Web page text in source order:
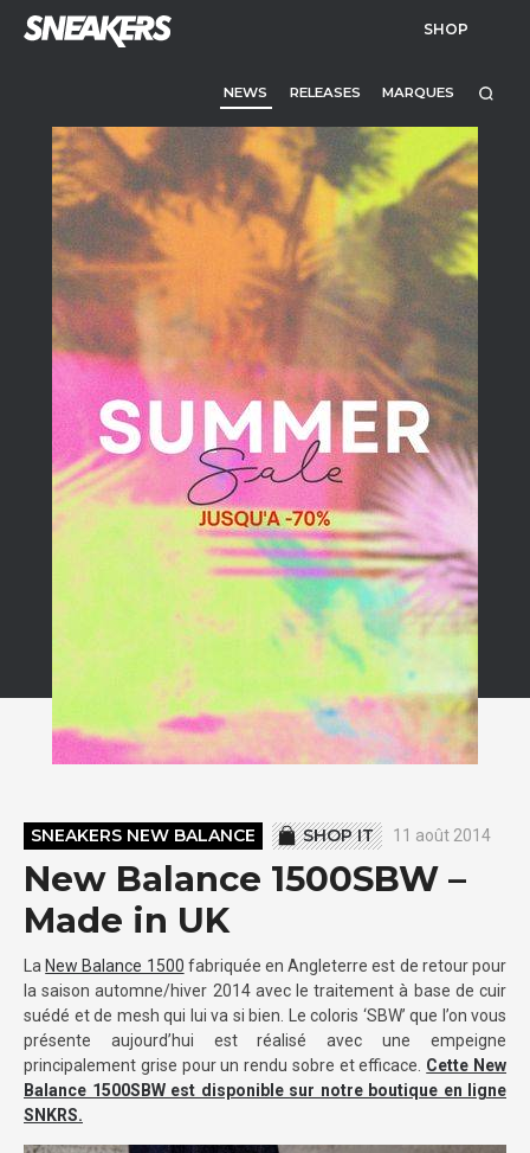
SHOP
NEWS RELEASES MARQUES
SNEAKERS NEW BALANCE SHOP IT 11 août 2014
New Balance 1500SBW –
Made in UK
La New Balance 1500 fabriquée en Angleterre est de retour pour
la saison automne/hiver 2014 avec le traitement à base de cuir
suédé et de mesh qui lui va si bien. Le coloris ‘SBW’ que l’on vous
présente aujourd’hui est réalisé avec une empeigne
principalement grise pour un rendu sobre et efficace. Cette New
Balance 1500SBW est disponible sur notre boutique en ligne
SNKRS.